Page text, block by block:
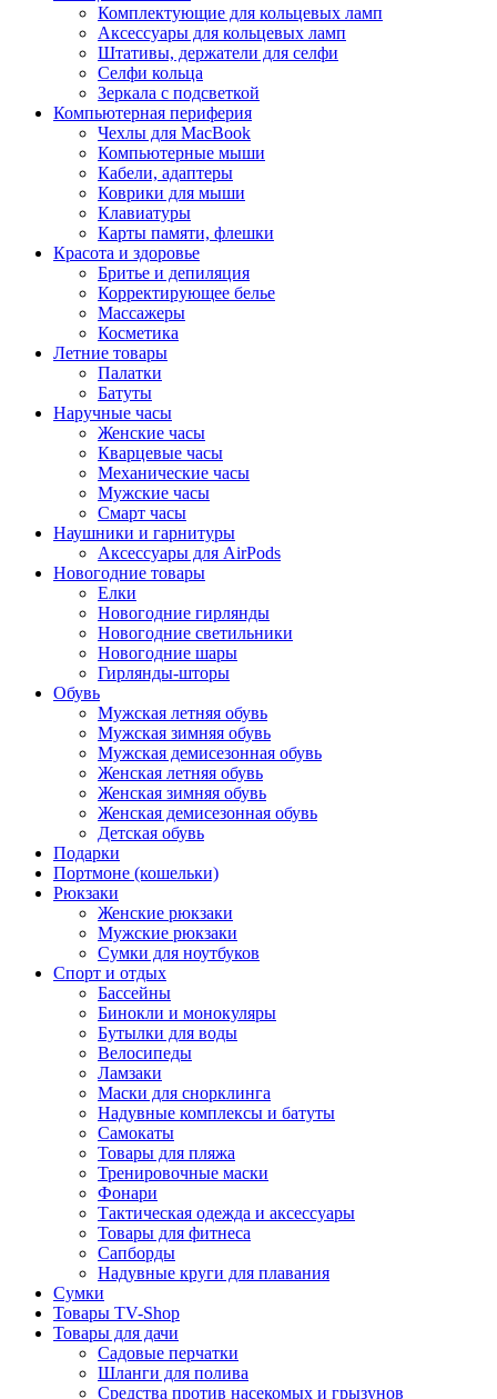
Комплектующие для кольцевых ламп
Аксессуары для кольцевых ламп
Штативы, держатели для селфи
Селфи кольца
Зеркала с подсветкой
Компьютерная периферия
Чехлы для MacBook
Компьютерные мыши
Кабели, адаптеры
Коврики для мыши
Клавиатуры
Карты памяти, флешки
Красота и здоровье
Бритье и депиляция
Корректирующее белье
Массажеры
Косметика
Летние товары
Палатки
Батуты
Наручные часы
Женские часы
Кварцевые часы
Механические часы
Мужские часы
Смарт часы
Наушники и гарнитуры
Аксессуары для AirPods
Новогодние товары
Елки
Новогодние гирлянды
Новогодние светильники
Новогодние шары
Гирлянды-шторы
Обувь
Мужская летняя обувь
Мужская зимняя обувь
Мужская демисезонная обувь
Женская летняя обувь
Женская зимняя обувь
Женская демисезонная обувь
Детская обувь
Подарки
Портмоне (кошельки)
Рюкзаки
Женские рюкзаки
Мужские рюкзаки
Сумки для ноутбуков
Спорт и отдых
Бассейны
Бинокли и монокуляры
Бутылки для воды
Велосипеды
Ламзаки
Маски для снорклинга
Надувные комплексы и батуты
Самокаты
Товары для пляжа
Тренировочные маски
Фонари
Тактическая одежда и аксессуары
Товары для фитнеса
Сапборды
Надувные круги для плавания
Сумки
Товары TV-Shop
Товары для дачи
Садовые перчатки
Шланги для полива
Средства против насекомых и грызунов